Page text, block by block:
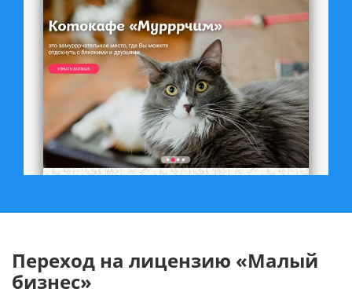
Переход на лицензию «Малый
бизнес»